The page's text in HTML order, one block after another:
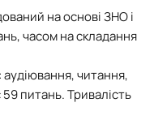
на основі ЗНО і
часом на складання
читання,
питань. Тривалість